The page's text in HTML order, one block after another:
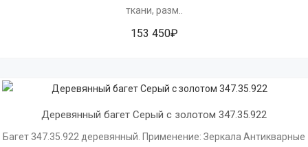
ткани, разм..
153 450₽
Деревянный багет Серый с золотом 347.35.922
Багет 347.35.922 деревянный. Применение: Зеркала Антикварные